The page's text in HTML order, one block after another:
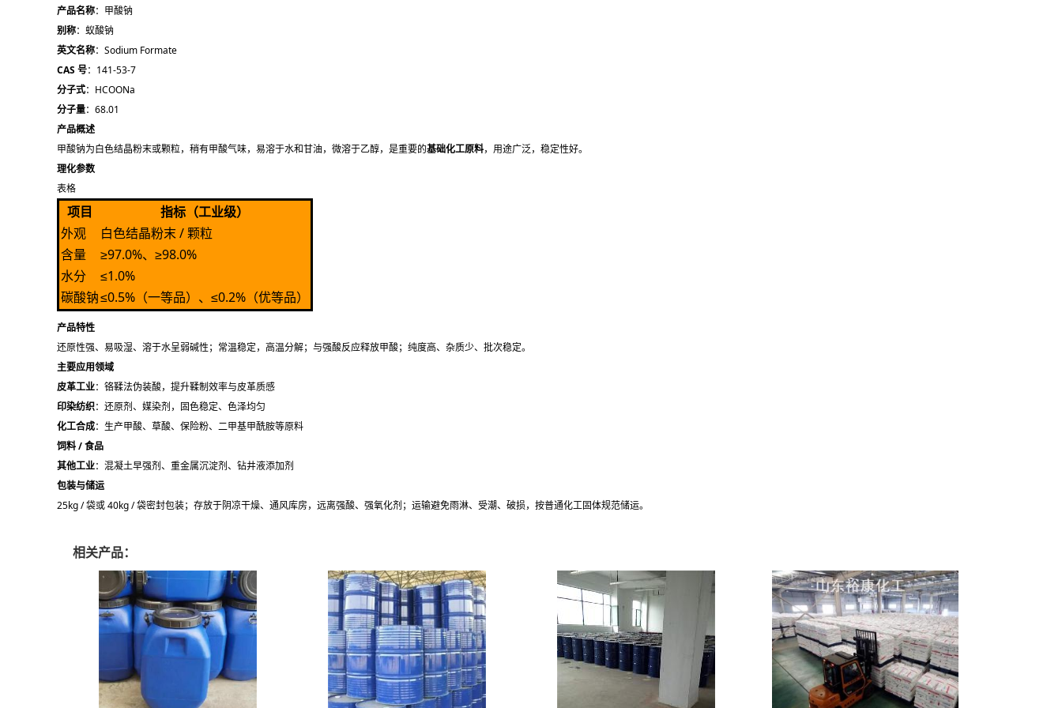
产品名称：甲酸钠
别称：蚁酸钠
英文名称：Sodium Formate
CAS 号：141-53-7
分子式：HCOONa
分子量：68.01
产品概述
甲酸钠为白色结晶粉末或颗粒，稍有甲酸气味，易溶于水和甘油，微溶于乙醇，是重要的基础化工原料，用途广泛，稳定性好。
理化参数
表格
项目
指标（工业级）
外观
白色结晶粉末 / 颗粒
含量
≥97.0%、≥98.0%
水分
≤1.0%
碳酸钠≤0.5%（一等品）、≤0.2%（优等品）
产品特性
还原性强、易吸湿、溶于水呈弱碱性；常温稳定，高温分解；与强酸反应释放甲酸；纯度高、杂质少、批次稳定。
主要应用领域
皮革工业：铬鞣法伪装酸，提升鞣制效率与皮革质感
印染纺织：还原剂、媒染剂，固色稳定、色泽均匀
化工合成：生产甲酸、草酸、保险粉、二甲基甲酰胺等原料
饲料 / 食品
其他工业：混凝土早强剂、重金属沉淀剂、钻井液添加剂
包装与储运
25kg / 袋或 40kg / 袋密封包装；存放于阴凉干燥、通风库房，远离强酸、强氧化剂；运输避免雨淋、受潮、破损，按普通化工固体规范储运。
相关产品：